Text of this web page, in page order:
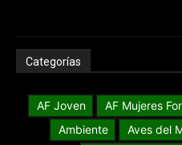
Categorías
AF Joven AF Mujeres
Ambiente
Aves del